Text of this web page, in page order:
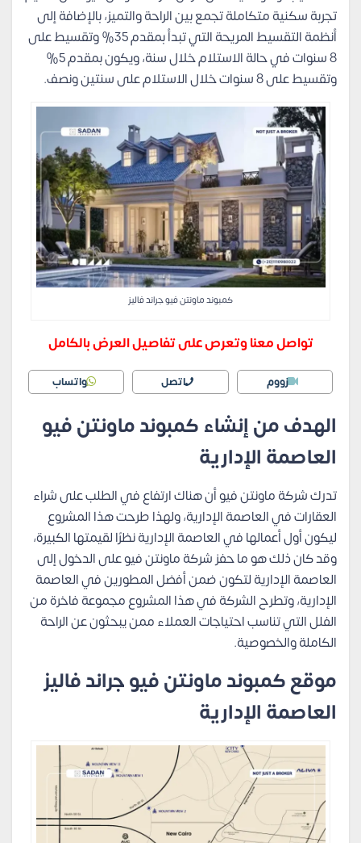
تجربة سكنية متكاملة تجمع بين الراحة والتميز، بالإضافة إلى
أنظمة التقسيط المريحة التي تبدأ بمقدم 35% وتقسيط على
8 سنوات في حالة الاستلام خلال سنة، ويكون بمقدم 5%
وتقسيط على 8 سنوات خلال الاستلام على سنتين ونصف.
كمبوند ماونتن فيو جراند فاليز
تواصل معنا وتعرص على تفاصيل العرض بالكامل
زووم اتصل واتساب
الهدف من إنشاء كمبوند ماونتن فيو
العاصمة الإدارية
تدرك شركة ماونتن فيو أن هناك ارتفاع في الطلب على شراء
العقارات في العاصمة الإدارية، ولهذا طرحت هذا المشروع
ليكون أول أعمالها في العاصمة الإدارية نظرًا لقيمتها الكبيرة،
وقد كان ذلك هو ما حفز شركة ماونتن فيو على الدخول إلى
العاصمة الإدارية لتكون ضمن أفضل المطورين في العاصمة
الإدارية، وتطرح الشركة في هذا المشروع مجموعة فاخرة من
الفلل التي تناسب احتياجات العملاء ممن يبحثون عن الراحة
الكاملة والخصوصية.
موقع كمبوند ماونتن فيو جراند فاليز
العاصمة الإدارية